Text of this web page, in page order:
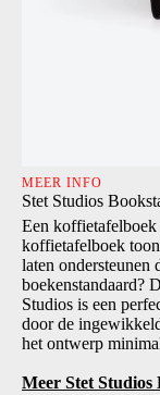
MEER INFO
Stet Studios
Een
koffietafelboek
laten ondersteunen
boekenstandaard?
Studios is een
door de
het ontwerp
Meer Stet Studios